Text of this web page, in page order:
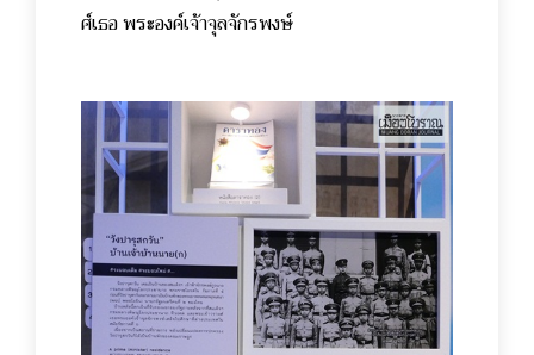
ศ์เธอ พระองค์เจ้าจุลจักรพงษ์